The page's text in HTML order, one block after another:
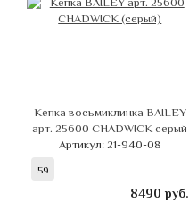
Кепка восьмиклинка BAILEY
арт. 25600 CHADWICK серый
Артикул: 21-940-08
59
8490 руб.